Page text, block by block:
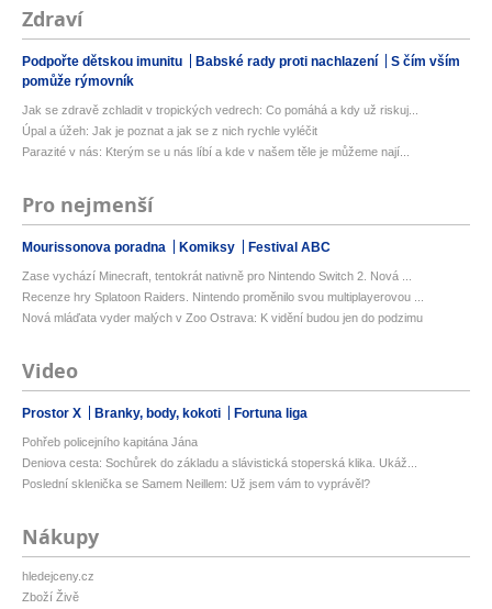
Zdraví
Podpořte dětskou imunitu Babské rady proti nachlazení
S čím vším
pomůže rýmovník
Jak se zdravě zchladit v tropických vedrech: Co pomáhá a kdy už riskuj...
Úpal a úžeh: Jak je poznat a jak se z nich rychle vyléčit
Parazité v nás: Kterým se u nás líbí a kde v našem těle je můžeme nají...
Pro nejmenší
Mourissonova poradna Komiksy Festival ABC
Zase vychází Minecraft, tentokrát nativně pro Nintendo Switch 2. Nová ...
Recenze hry Splatoon Raiders. Nintendo proměnilo svou multiplayerovou ...
Nová mláďata vyder malých v Zoo Ostrava: K vidění budou jen do podzimu
Video
Prostor X Branky, body, kokoti Fortuna liga
Pohřeb policejního kapitána Jána
Deniova cesta: Sochůrek do základu a slávistická stoperská klika. Ukáž...
Poslední sklenička se Samem Neillem: Už jsem vám to vyprávěl?
Nákupy
hledejceny.cz
Zboží Živě